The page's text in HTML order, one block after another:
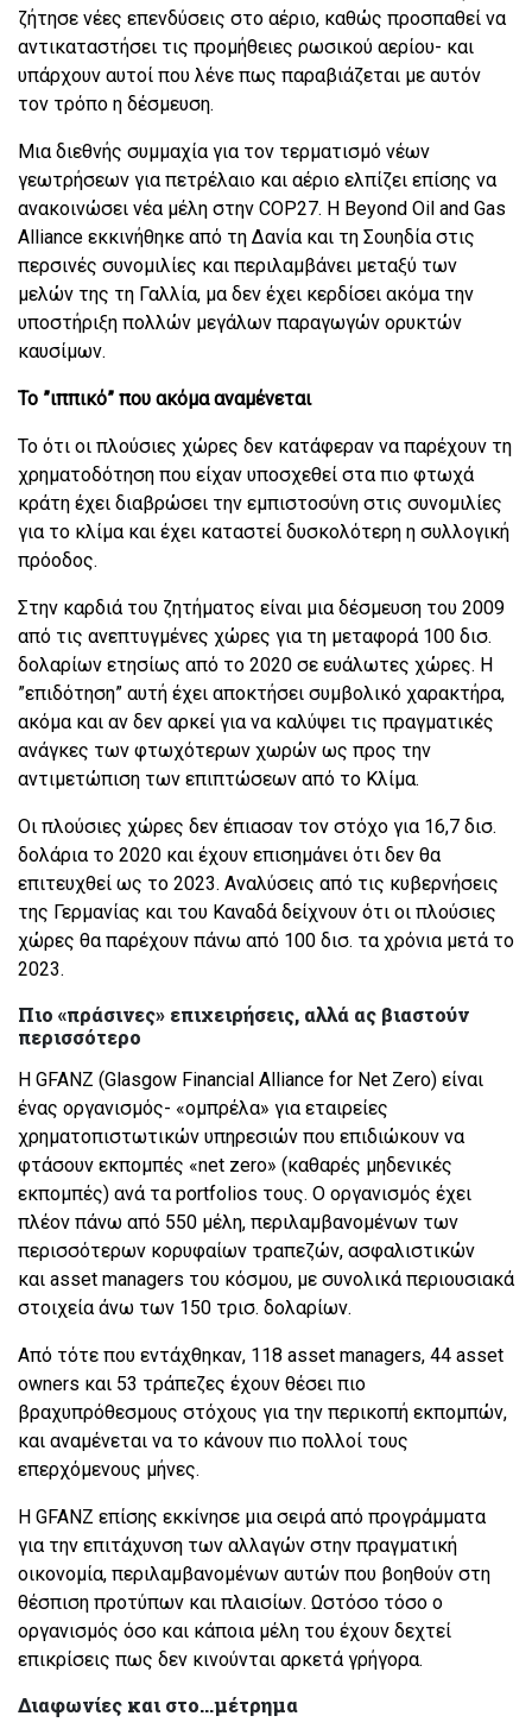
ζήτησε νέες επενδύσεις στο αέριο, καθώς προσπαθεί να
αντικαταστήσει τις προμήθειες ρωσικού αερίου- και
υπάρχουν αυτοί που λένε πως παραβιάζεται με αυτόν
τον τρόπο η δέσμευση.
Μια διεθνής συμμαχία για τον τερματισμό νέων
γεωτρήσεων για πετρέλαιο και αέριο ελπίζει επίσης να
ανακοινώσει νέα μέλη στην COP27. Η Beyond Oil and Gas
Alliance εκκινήθηκε από τη Δανία και τη Σουηδία στις
περσινές συνομιλίες και περιλαμβάνει μεταξύ των
μελών της τη Γαλλία, μα δεν έχει κερδίσει ακόμα την
υποστήριξη πολλών μεγάλων παραγωγών ορυκτών
καυσίμων.
To ”ιππικό” που ακόμα αναμένεται
Το ότι οι πλούσιες χώρες δεν κατάφεραν να παρέχουν τη
χρηματοδότηση που είχαν υποσχεθεί στα πιο φτωχά
κράτη έχει διαβρώσει την εμπιστοσύνη στις συνομιλίες
για το κλίμα και έχει καταστεί δυσκολότερη η συλλογική
πρόοδος.
Στην καρδιά του ζητήματος είναι μια δέσμευση του 2009
από τις ανεπτυγμένες χώρες για τη μεταφορά 100 δισ.
δολαρίων ετησίως από το 2020 σε ευάλωτες χώρες. Η
”επιδότηση” αυτή έχει αποκτήσει συμβολικό χαρακτήρα,
ακόμα και αν δεν αρκεί για να καλύψει τις πραγματικές
ανάγκες των φτωχότερων χωρών ως προς την
αντιμετώπιση των επιπτώσεων από το Κλίμα.
Οι πλούσιες χώρες δεν έπιασαν τον στόχο για 16,7 δισ.
δολάρια το 2020 και έχουν επισημάνει ότι δεν θα
επιτευχθεί ως το 2023. Αναλύσεις από τις κυβερνήσεις
της Γερμανίας και του Καναδά δείχνουν ότι οι πλούσιες
χώρες θα παρέχουν πάνω από 100 δισ. τα χρόνια μετά το
2023.
Πιο «πράσινες» επιχειρήσεις, αλλά ας βιαστούν
περισσότερο
Η GFANZ (Glasgow Financial Alliance for Net Zero) είναι
ένας οργανισμός- «ομπρέλα» για εταιρείες
χρηματοπιστωτικών υπηρεσιών που επιδιώκουν να
φτάσουν εκπομπές «net zero» (καθαρές μηδενικές
εκπομπές) ανά τα portfolios τους. Ο οργανισμός έχει
πλέον πάνω από 550 μέλη, περιλαμβανομένων των
περισσότερων κορυφαίων τραπεζών, ασφαλιστικών
και asset managers του κόσμου, με συνολικά περιουσιακά
στοιχεία άνω των 150 τρισ. δολαρίων.
Από τότε που εντάχθηκαν, 118 asset managers, 44 asset
owners και 53 τράπεζες έχουν θέσει πιο
βραχυπρόθεσμους στόχους για την περικοπή εκπομπών,
και αναμένεται να το κάνουν πιο πολλοί τους
επερχόμενους μήνες.
Η GFANZ επίσης εκκίνησε μια σειρά από προγράμματα
για την επιτάχυνση των αλλαγών στην πραγματική
οικονομία, περιλαμβανομένων αυτών που βοηθούν στη
θέσπιση προτύπων και πλαισίων. Ωστόσο τόσο ο
οργανισμός όσο και κάποια μέλη του έχουν δεχτεί
επικρίσεις πως δεν κινούνται αρκετά γρήγορα.
Διαφωνίες και στο...μέτρημα